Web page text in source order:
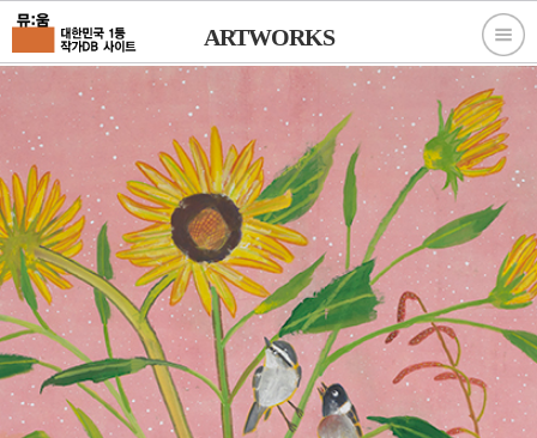
ARTWORKS